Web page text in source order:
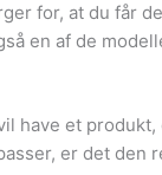
for, at du får
en af de
have et
er det